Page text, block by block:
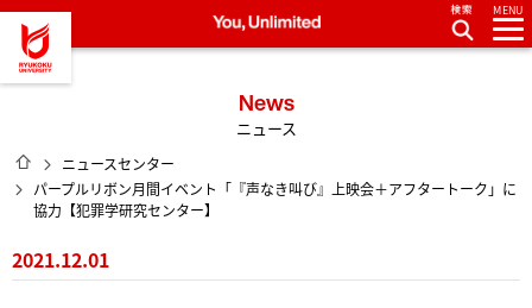
龍谷大学 You, Unlimited
MENU
News
ニュース
HOME
ニュースセンター
パープルリボン月間イベント「『声なき叫び』上映会＋アフタートーク」に
協力【犯罪学研究センター】
2021.12.01